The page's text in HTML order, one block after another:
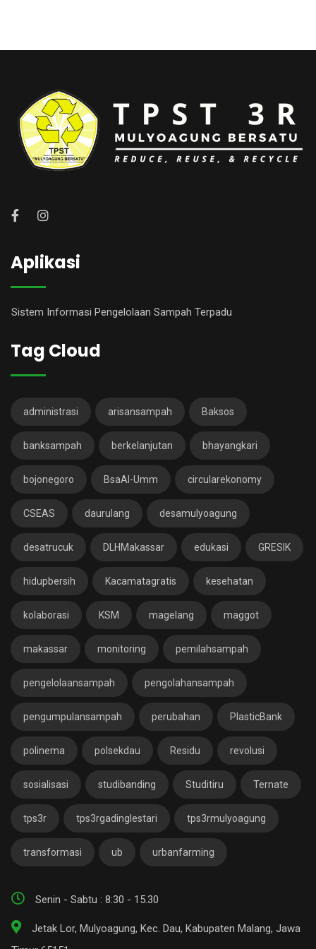
Aplikasi
Sistem Informasi Pengelolaan Sampah Terpadu
Tag Cloud
administrasi arisansampah Baksos
banksampah berkelanjutan bhayangkari
bojonegoro BsaAl-Umm circularekonomy
CSEAS daurulang desamulyoagung
desatrucuk DLHMakassar edukasi GRESIK
hidupbersih Kacamatagratis kesehatan
kolaborasi KSM magelang maggot
makassar monitoring pemilahsampah
pengelolaansampah pengolahansampah
pengumpulansampah perubahan PlasticBank
polinema polsekdau Residu revolusi
sosialisasi studibanding Studitiru Ternate
tps3r tps3rgadinglestari tps3rmulyoagung
transformasi ub urbanfarming
Senin - Sabtu : 8:30 - 15.30
Jetak Lor, Mulyoagung, Kec. Dau, Kabupaten Malang, Jawa